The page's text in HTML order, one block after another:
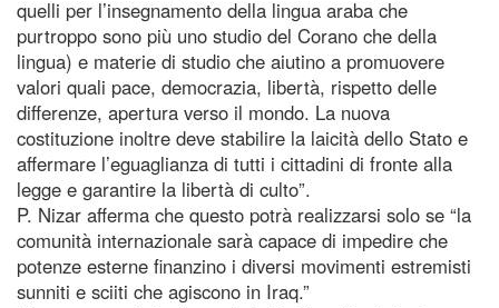
quelli per l’insegnamento della lingua araba che
purtroppo sono più uno studio del Corano che della
lingua) e materie di studio che aiutino a promuovere
valori quali pace, democrazia, libertà, rispetto delle
differenze, apertura verso il mondo. La nuova
costituzione inoltre deve stabilire la laicità dello Stato e
affermare l’eguaglianza di tutti i cittadini di fronte alla
legge e garantire la libertà di culto”.
P. Nizar afferma che questo potrà realizzarsi solo se “la
comunità internazionale sarà capace di impedire che
potenze esterne finanzino i diversi movimenti estremisti
sunniti e sciiti che agiscono in Iraq.”